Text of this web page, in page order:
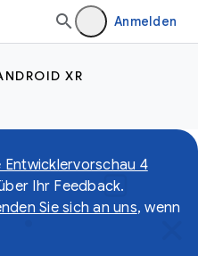
Anmelden
XR
Entwicklervorschau 4
Ihr Feedback.
Sie sich an uns, wenn